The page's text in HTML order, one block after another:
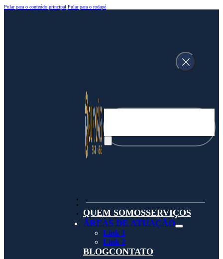
Pular para o conteúdo principal Pular para o rodapé
QUEM SOMOSSERVIÇOS
ÁREAS DE ATUAÇÃO
Link 1
Link 2
BLOGCONTATO